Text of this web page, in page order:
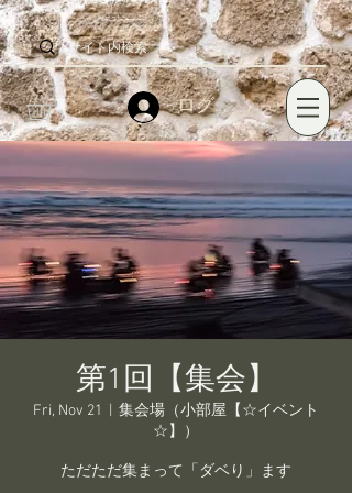
ログイン
第1回【集会】
Fri, Nov 21
集会場（小部屋【☆イベント
☆】）
ただただ集まって「ダベり」ます